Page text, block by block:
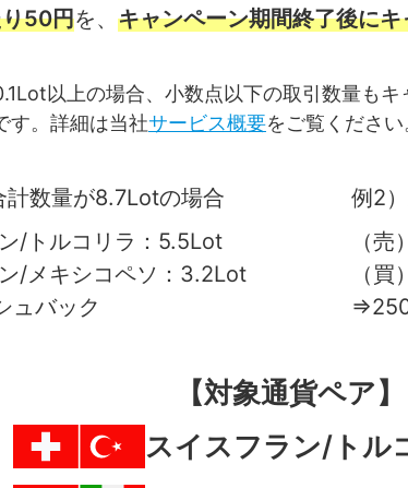
50円を、 キャンペーン期間終了後に
以上の場合、小数点以下の取引数量もキ
す。詳細は当社サービス概要をご覧ください
計数量が8.7Lotの場合
/トルコリラ：5.5Lot
ン/メキシコペソ：3.2Lot
ュバック
例2
（
（
【対象通貨ペア】
スイスフラン/トル